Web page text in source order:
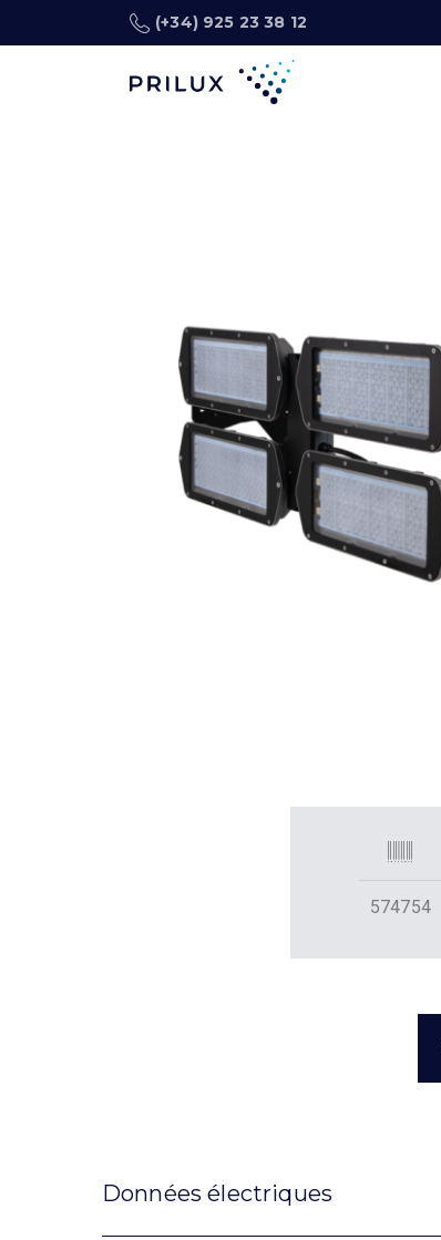
(+34) 925 23 38 12
574754
Données électriques